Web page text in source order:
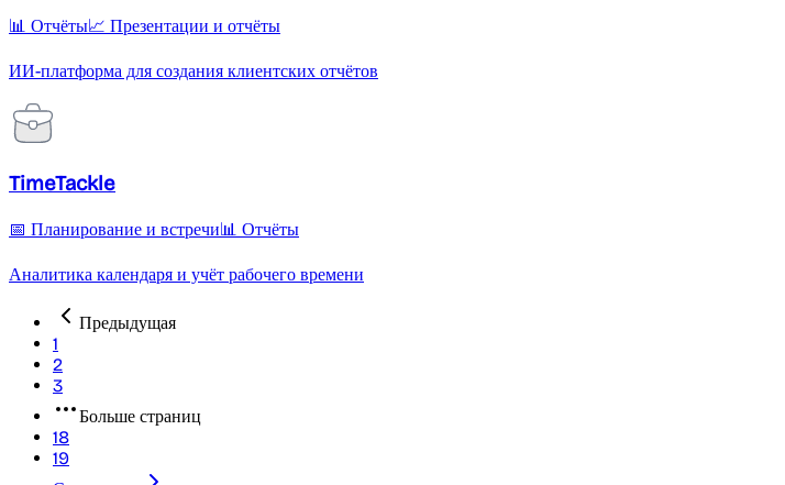
📊 Отчёты📈 Презентации и отчёты
ИИ-платформа для создания клиентских отчётов
TimeTackle
📅 Планирование и встречи📊 Отчёты
Аналитика календаря и учёт рабочего времени
Предыдущая
1
2
3
Больше страниц
18
19